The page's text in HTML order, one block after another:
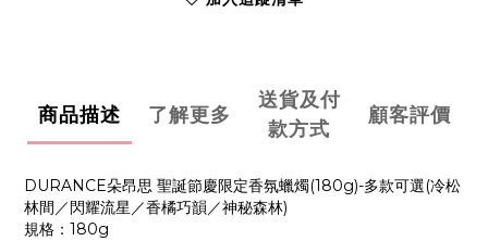
商品描述 了解更多
送貨及付
款方式
顧客評價
DURANCE朵昂思 聖誕節慶限定香氛蠟燭(180g)-多款可選(冷松
林間／閃耀流星／香橘巧韻／神秘森林)
規格：180g